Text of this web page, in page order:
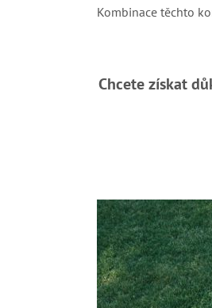
Kombinace těchto
Chcete získat